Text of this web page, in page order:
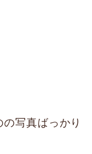
写真ばっかり